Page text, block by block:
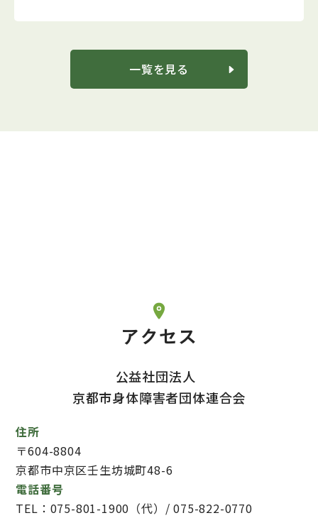
一覧を見る
アクセス
公益社団法人
京都市身体障害者団体連合会
住所
〒604-8804
京都市中京区壬生坊城町48-6
電話番号
TEL：075-801-1900（代）/ 075-822-0770